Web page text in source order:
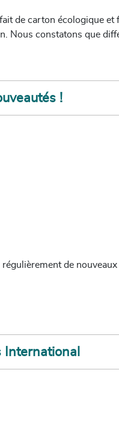
de carton écologique
Nous constatons que
!
de
International